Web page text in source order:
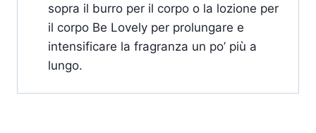
sopra il burro per il corpo o la lozione per
il corpo Be Lovely per prolungare e
intensificare la fragranza un po’ più a
lungo.